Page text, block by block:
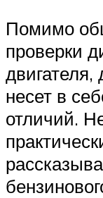
Помимо
проверки
двигателя,
несет в
отличий.